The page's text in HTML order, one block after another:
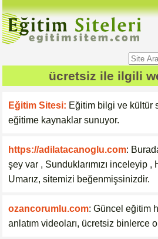
ücretsiz ile ilgili
Eğitim Sitesi: Eğitim bilgi ve kültür
eğitime kaynaklar sunuyor.
https://adilatacanoglu.com:
şey var , Sunduklarımızı inceleyip ,
Umarız, sitemizi beğenmişsinizdir.
ozancorumlu.com: Güncel eğitim
anlatım videoları, ücretsiz binlerce